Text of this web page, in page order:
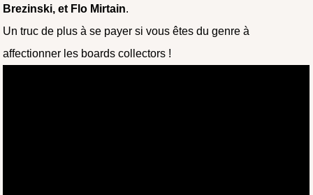
Brezinski, et Flo Mirtain.
Un truc de plus à se payer si vous êtes du genre à
affectionner les boards collectors !